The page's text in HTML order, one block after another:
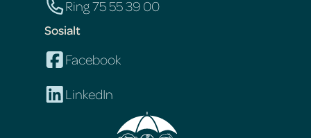
Ring 75 55 39 00
Sosialt
Facebook
LinkedIn